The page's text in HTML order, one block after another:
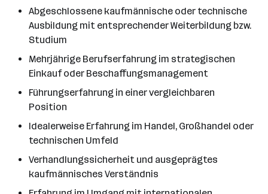
Abgeschlossene kaufmännische oder technische
Ausbildung mit entsprechender Weiterbildung bzw.
Studium
Mehrjährige Berufserfahrung im strategischen
Einkauf oder Beschaffungsmanagement
Führungserfahrung in einer vergleichbaren
Position
Idealerweise Erfahrung im Handel, Großhandel oder
technischen Umfeld
Verhandlungssicherheit und ausgeprägtes
kaufmännisches Verständnis